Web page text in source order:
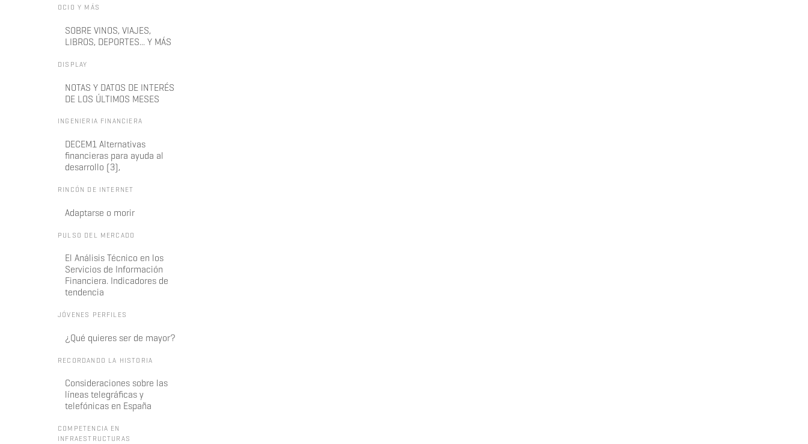
OCIO Y MÁS
SOBRE VINOS, VIAJES,
LIBROS, DEPORTES... Y MÁS
DISPLAY
NOTAS Y DATOS DE INTERÉS
DE LOS ÚLTIMOS MESES
INGENIERIA FINANCIERA
DECEM1 Alternativas
financieras para ayuda al
desarrollo (3),
RINCÓN DE INTERNET
Adaptarse o morir
PULSO DEL MERCADO
El Análisis Técnico en los
Servicios de Información
Financiera. Indicadores de
tendencia
JÓVENES PERFILES
¿Qué quieres ser de mayor?
RECORDANDO LA HISTORIA
Consideraciones sobre las
líneas telegráficas y
telefónicas en España
COMPETENCIA EN
INFRAESTRUCTURAS